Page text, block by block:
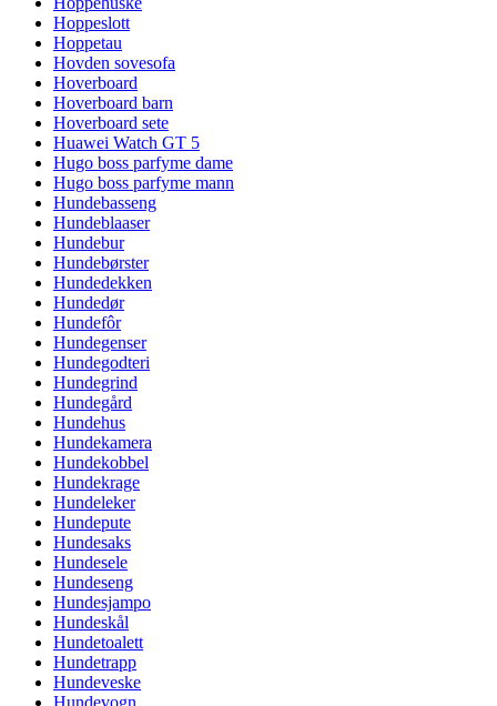
Hoppeslott
Hoppetau
Hovden sovesofa
Hoverboard
Hoverboard barn
Hoverboard sete
Huawei Watch GT 5
Hugo boss parfyme dame
Hugo boss parfyme mann
Hundebasseng
Hundeblaaser
Hundebur
Hundebørster
Hundedekken
Hundedør
Hundefôr
Hundegenser
Hundegodteri
Hundegrind
Hundegård
Hundehus
Hundekamera
Hundekobbel
Hundekrage
Hundeleker
Hundepute
Hundesaks
Hundesele
Hundeseng
Hundesjampo
Hundeskål
Hundetoalett
Hundetrapp
Hundeveske
Hundevogn